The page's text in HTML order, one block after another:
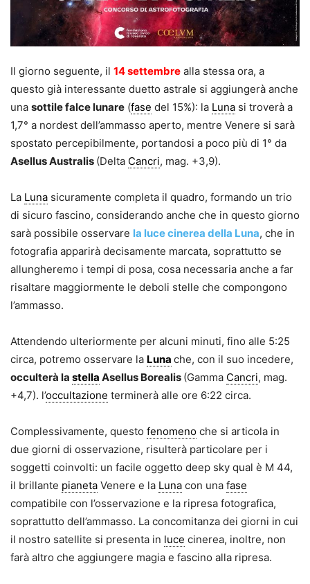
Il giorno seguente, il 14 settembre alla stessa ora, a
questo già interessante duetto astrale si aggiungerà anche
una sottile falce lunare (fase del 15%): la Luna si troverà a
1,7° a nordest dell’ammasso aperto, mentre Venere si sarà
spostato percepibilmente, portandosi a poco più di 1° da
Asellus Australis (Delta Cancri, mag. +3,9).
La Luna sicuramente completa il quadro, formando un trio
di sicuro fascino, considerando anche che in questo giorno
sarà possibile osservare la luce cinerea della Luna, che in
fotografia apparirà decisamente marcata, soprattutto se
allungheremo i tempi di posa, cosa necessaria anche a far
risaltare maggiormente le deboli stelle che compongono
l’ammasso.
Attendendo ulteriormente per alcuni minuti, fino alle 5:25
circa, potremo osservare la Luna che, con il suo incedere,
occulterà la stella Asellus Borealis (Gamma Cancri, mag.
+4,7). l’occultazione terminerà alle ore 6:22 circa.
Complessivamente, questo fenomeno che si articola in
due giorni di osservazione, risulterà particolare per i
soggetti coinvolti: un facile oggetto deep sky qual è M 44,
il brillante pianeta Venere e la Luna con una fase
compatibile con l’osservazione e la ripresa fotografica,
soprattutto dell’ammasso. La concomitanza dei giorni in cui
il nostro satellite si presenta in luce cinerea, inoltre, non
farà altro che aggiungere magia e fascino alla ripresa.